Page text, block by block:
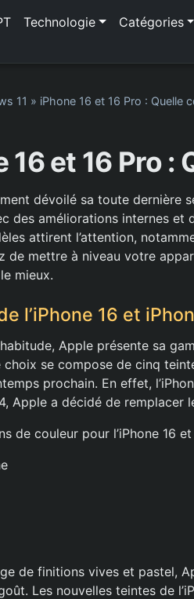
Technologie Catégories
11 » iPhone 16 et 16 Pro : Quelle
16 et 16 Pro
dévoilé sa toute dernière
des améliorations internes et
attirent l’attention,
de mettre à niveau votre
mieux.
l’iPhone 16 et
Apple présente sa
choix se compose de cinq
prochain. En effet,
Apple a décidé de remplacer
de couleur pour l’iPhone 16 et
de finitions vives et pastel,
Les nouvelles teintes de